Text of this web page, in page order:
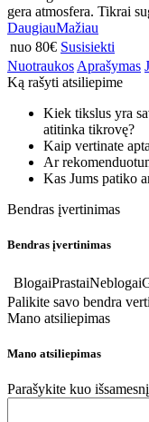
gera atmosfera. Tikrai
DaugiauMažiau
nuo 80€ Susisiekti
Nuotraukos Aprašymas
Ką rašyti atsiliepime
Kiek tikslus yra
atitinka tikrovę?
Kaip vertinate
Ar
Kas Jums patiko
Bendras įvertinimas
Bendras įvertinimas
BlogaiPrastaiNeblogai
Palikite savo bendra
Mano atsiliepimas
Mano atsiliepimas
Parašykite kuo